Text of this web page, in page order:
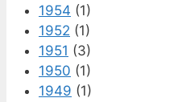
1954 (1)
1952 (1)
1951 (3)
1950 (1)
1949 (1)